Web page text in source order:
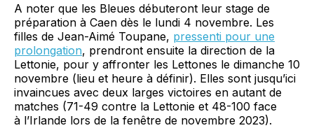
A noter que les Bleues débuteront leur stage de
préparation à Caen dès le lundi 4 novembre. Les
filles de Jean-Aimé Toupane, pressenti pour une
prolongation, prendront ensuite la direction de la
Lettonie, pour y affronter les Lettones le dimanche 10
novembre (lieu et heure à définir). Elles sont jusqu’ici
invaincues avec deux larges victoires en autant de
matches (71-49 contre la Lettonie et 48-100 face
à l’Irlande lors de la fenêtre de novembre 2023).